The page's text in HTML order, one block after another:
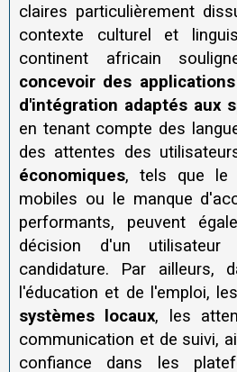
claires particulièrement
contexte culturel et
continent africain
concevoir des
d'intégration adaptés aux
en tenant compte des
des attentes des
économiques, tels que le
mobiles ou le manque
performants, peuvent
décision d'un utilisateur
candidature. Par ailleurs,
l'éducation et de l'emploi, les
systèmes locaux, les
communication et de suivi,
confiance dans les